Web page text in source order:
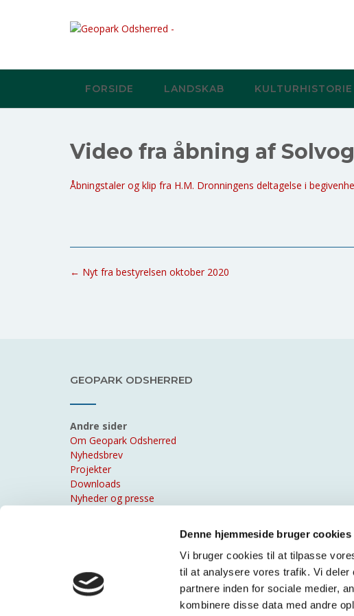
Denne hjemmeside bruger cookies
Vi bruger cookies til at tilpasse
til at analysere vores trafik. Vi
partnere inden for sociale medier,
kombinere disse data med andre
FORSIDE LANDSKAB KULTURHISTORIE
Video fra åbning af
Åbningstaler og klip fra H.M. Dronningens deltagelse i
Post
← Nyt fra bestyrelsen oktober 2020
GEOPARK ODSHERRED
Andre sider
Om Geopark Odsherred
Nyhedsbrev
Projekter
Downloads
Nyheder og presse
Geopark Odsherred. Landskabet, lyset og livet